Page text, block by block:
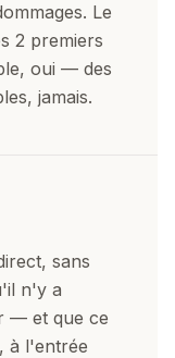
Le
2 premiers
oui — des
jamais.
sans
n'y a
— et que ce
à l'entrée